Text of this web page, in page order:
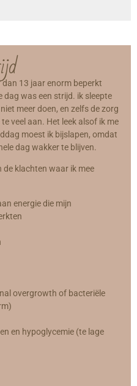
dan 13 jaar enorm beperkt
dag was een strijd. ik sleepte
meer doen, en zelfs de zorg
veel aan. Het leek alsof ik me
moest ik bijslapen, omdat
dag wakker te blijven.
de klachten waar ik mee
energie die mijn
overgrowth of bacteriële
en hypoglycemie (te lage